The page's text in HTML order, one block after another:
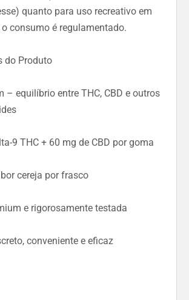
quanto para uso recreativo em
consumo é regulamentado.
do Produto
– equilíbrio entre THC, CBD e outros
9 THC + 60 mg de CBD por goma
cereja por frasco
e rigorosamente testada
conveniente e eficaz